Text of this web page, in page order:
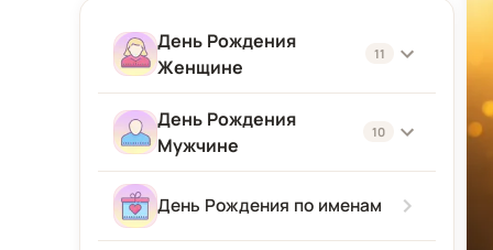
День Рождения
Женщине
11
Женщине
Подруге
Девушке
День Рождения
Мужчине
10
Мужчине
День Рождения по именам